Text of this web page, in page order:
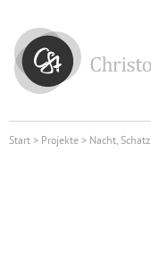
Start> Projekte> Nacht, Schatz